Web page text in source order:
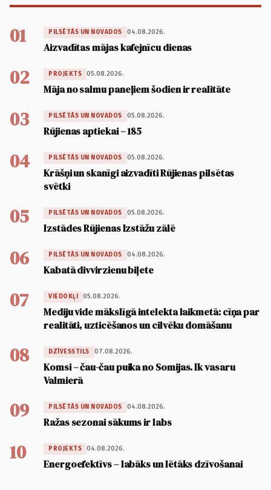
01 PILSĒTĀS UN NOVADOS 04.08.2026.
Aizvadītas mājas kafejnīcu dienas
02 PROJEKTS 05.08.2026.
Māja no salmu paneļiem šodien ir realitāte
03 PILSĒTĀS UN NOVADOS 05.08.2026.
Rūjienas aptiekai – 185
04 PILSĒTĀS UN NOVADOS 05.08.2026.
Krāšņi un skanīgi aizvadīti Rūjienas pilsētas
svētki
05 PILSĒTĀS UN NOVADOS 05.08.2026.
Izstādes Rūjienas Izstāžu zālē
06 PILSĒTĀS UN NOVADOS 04.08.2026.
Kabatā divvirzienu biļete
07 VIEDOKĻI 05.08.2026.
Mediju vide mākslīgā intelekta laikmetā: cīņa par
realitāti, uzticēšanos un cilvēku domāšanu
08 DZĪVESSTILS 07.08.2026.
Komsi – čau-čau puika no Somijas. Ik vasaru
Valmierā
09 PILSĒTĀS UN NOVADOS 04.08.2026.
Ražas sezonai sākums ir labs
10 PROJEKTS 04.08.2026.
Energoefektīvs – labāks un lētāks dzīvošanai